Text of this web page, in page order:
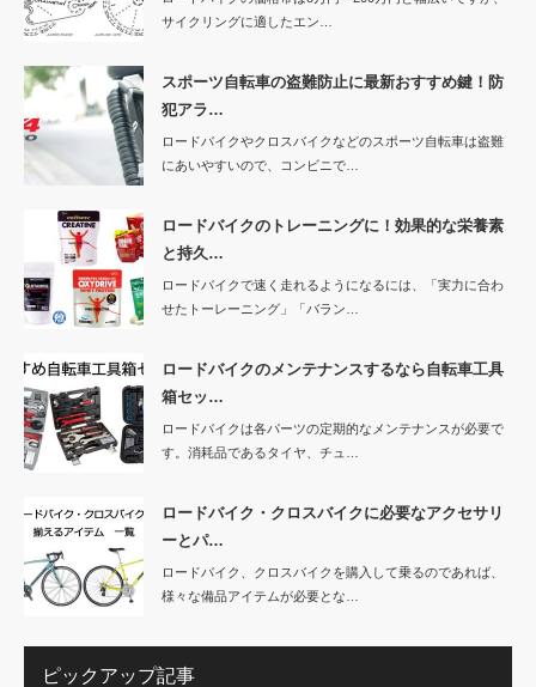
サイクリングに適したエン…
スポーツ自転車の盗難防止に最新おすすめ鍵！防
犯アラ…
ロードバイクやクロスバイクなどのスポーツ自転車は盗難
にあいやすいので、コンビニで…
ロードバイクのトレーニングに！効果的な栄養素
と持久…
ロードバイクで速く走れるようになるには、「実力に合わ
せたトーレーニング」「バラン…
ロードバイクのメンテナンスするなら自転車工具
箱セッ…
ロードバイクは各パーツの定期的なメンテナンスが必要で
す。消耗品であるタイヤ、チュ…
ロードバイク・クロスバイクに必要なアクセサリ
ーとパ…
ロードバイク、クロスバイクを購入して乗るのであれば、
様々な備品アイテムが必要とな…
ピックアップ記事